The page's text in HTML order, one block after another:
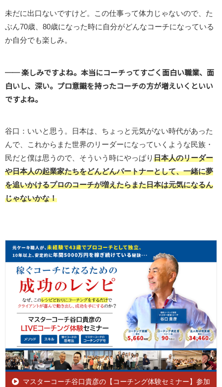
未だに出口ないですけど。この仕事って体力じゃないので、た
ぶん70歳、80歳になった時に自分がどんなコーチになっている
か自分でも楽しみ。
── 楽しみですよね。本当にコーチってすごく面白い職業、面
白いし、深い。プロ意識を持ったコーチの方が増えいくといい
ですよね。
谷口：いいと思う。日本は、ちょっと元気がない時代があった
んで、これからまた世界のリーダーになっていくような民族・
民だと僕は思うので、そういう時にやっぱり日本人のリーダー
や日本人の起業家たちをどんどんパートナーとして、一緒に夢
を追いかけるプロのコーチが増えたらまた日本は元気になるん
じゃないかな！
マスターコーチ谷口貴彦の【コーチング体験セミナー】参加